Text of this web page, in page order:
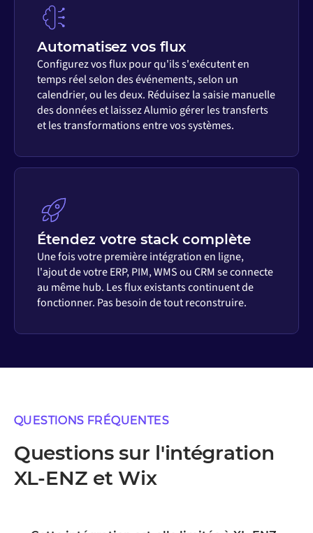
Automatisez vos flux
Configurez vos flux pour qu'ils s'exécutent en
temps réel selon des événements, selon un
calendrier, ou les deux. Réduisez la saisie manuelle
des données et laissez Alumio gérer les transferts
et les transformations entre vos systèmes.
Étendez votre stack complète
Une fois votre première intégration en ligne,
l'ajout de votre ERP, PIM, WMS ou CRM se connecte
au même hub. Les flux existants continuent de
fonctionner. Pas besoin de tout reconstruire.
QUESTIONS FRÉQUENTES
Questions sur l'intégration
XL-ENZ et Wix